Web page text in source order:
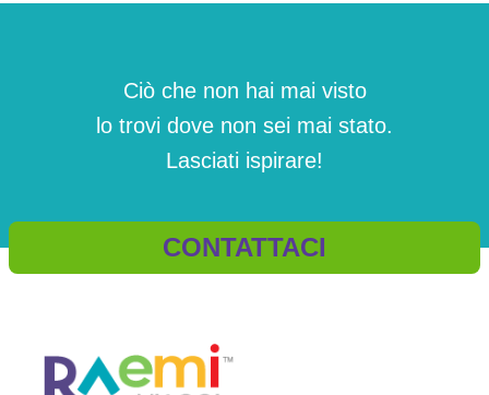
Ciò che non hai mai visto
lo trovi dove non sei mai stato.
Lasciati ispirare!
CONTATTACI